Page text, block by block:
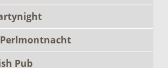
Pub